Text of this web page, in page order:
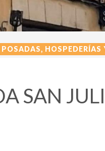
POSADAS, HOSPEDERÍAS
SAN